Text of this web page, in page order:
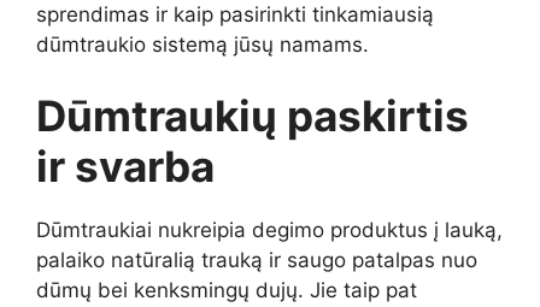
sprendimas ir kaip pasirinkti tinkamiausią
dūmtraukio sistemą jūsų namams.
Dūmtraukių paskirtis
ir svarba
Dūmtraukiai nukreipia degimo produktus į lauką,
palaiko natūralią trauką ir saugo patalpas nuo
dūmų bei kenksmingų dujų. Jie taip pat